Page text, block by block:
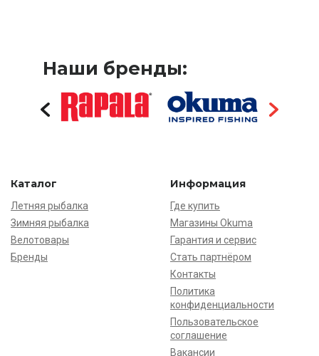
Наши бренды:
Каталог
Летняя рыбалка
Зимняя рыбалка
Велотовары
Бренды
Информация
Где купить
Магазины Okuma
Гарантия и сервис
Стать партнёром
Контакты
Политика
конфиденциальности
Пользовательское
соглашение
Вакансии